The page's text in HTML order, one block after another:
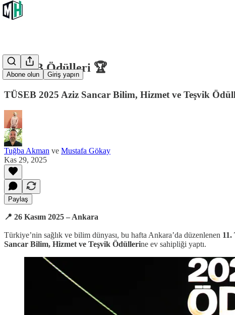
Abone olun Giriş yapın
TÜSEB Ödülleri 🏆
TÜSEB 2025 Aziz Sancar Bilim, Hizmet ve Teşvik
Tuğba Akman ve Mustafa Gökay
Kas 29, 2025
Paylaş
📍 26 Kasım 2025 – Ankara
Türkiye’nin sağlık ve bilim dünyası, bu hafta Ankara’da düzenlenen 11.
Sancar Bilim, Hizmet ve Teşvik Ödüllerine ev sahipliği yaptı.